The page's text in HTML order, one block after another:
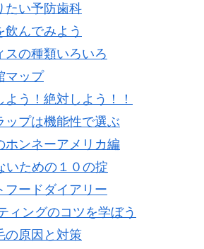
たい予防歯科
飲んでみよう
スの種類いろいろ
マップ
う！絶対しよう！！
ップは機能性で選ぶ
ホンネーアメリカ編
いための１０の掟
フードダイアリー
ィングのコツを学ぼう
の原因と対策